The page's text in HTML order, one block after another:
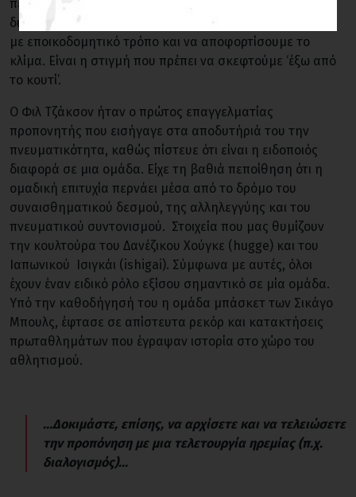
περίπτωση που επιμένει ή ο παράγοντας που το έχει
διαμορφώσει είναι σοβαρός, χρειάζεται να παρέμβουμε
με εποικοδομητικό τρόπο και να αποφορτίσουμε το
κλίμα. Είναι η στιγμή που πρέπει να σκεφτούμε ‘έξω από
το κουτί’.
Ο Φιλ Τζάκσον ήταν ο πρώτος επαγγελματίας
προπονητής που εισήγαγε στα αποδυτήριά του την
πνευματικότητα, καθώς πίστευε ότι είναι η ειδοποιός
διαφορά σε μια ομάδα. Είχε τη βαθιά πεποίθηση ότι η
ομαδική επιτυχία περνάει μέσα από το δρόμο του
συναισθηματικού δεσμού, της αλληλεγγύης και του
πνευματικού συντονισμού. Στοιχεία που μας θυμίζουν
την κουλτούρα του Δανέζικου Χούγκε (hugge) και του
Ιαπωνικού Ισιγκάι (ishigai). Σύμφωνα με αυτές, όλοι
έχουν έναν ειδικό ρόλο εξίσου σημαντικό σε μία ομάδα.
Υπό την καθοδήγησή του η ομάδα μπάσκετ των Σικάγο
Μπουλς, έφτασε σε απίστευτα ρεκόρ και κατακτήσεις
πρωταθλημάτων που έγραψαν ιστορία στο χώρο του
αθλητισμού.
...Δοκιμάστε, επίσης, να αρχίσετε και να τελειώσετε
την προπόνηση με μια τελετουργία ηρεμίας (π.χ.
διαλογισμός)...